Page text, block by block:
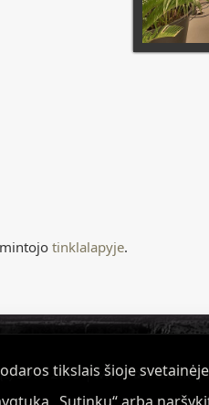
tinklalapyje.
(c) 2013-2015 | www.ranresta.lt |
tikslais šioje